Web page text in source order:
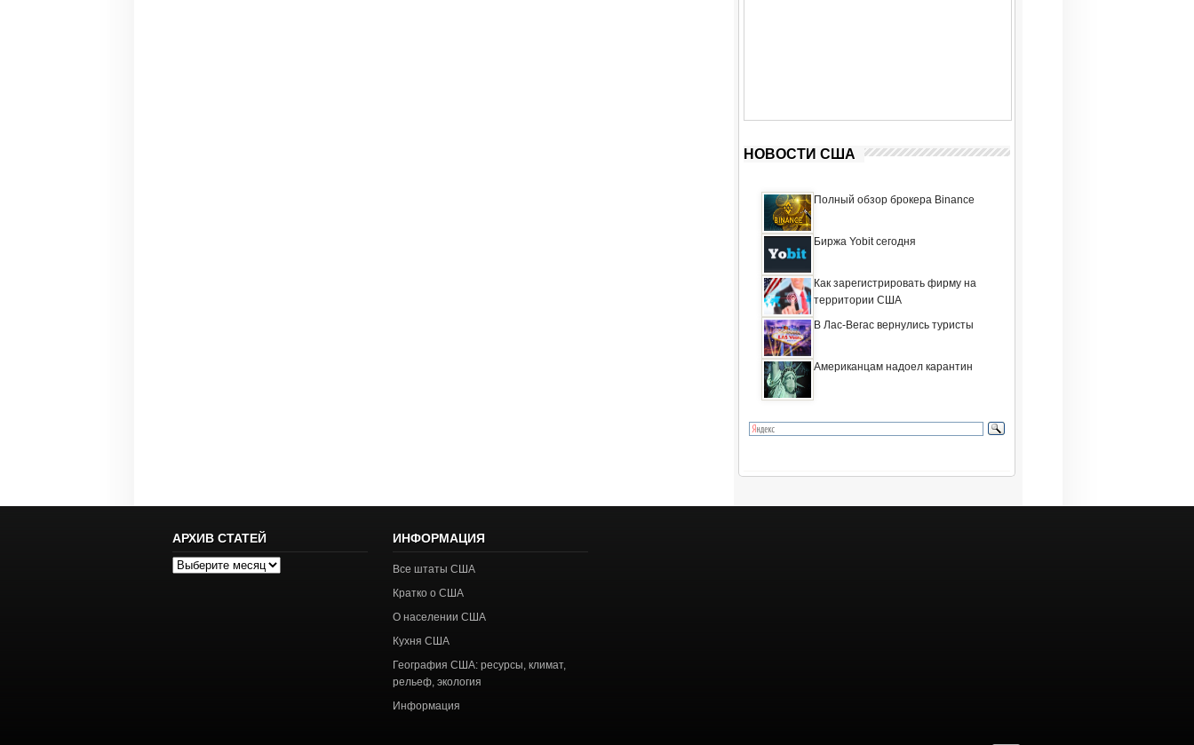
НОВОСТИ США
Полный обзор брокера Binance
Биржа Yobit сегодня
Как зарегистрировать фирму на
территории США
В Лас-Вегас вернулись туристы
Американцам надоел карантин
АРХИВ СТАТЕЙ
Архив
ИНФОРМАЦИЯ
Все штаты США
Кратко о США
О населении США
Кухня США
География США: ресурсы, климат,
рельеф, экология
Информация